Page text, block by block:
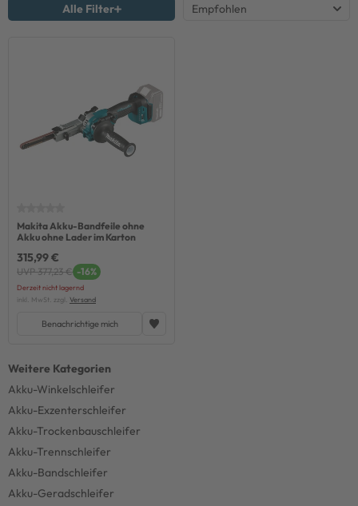
Alle Filter
Makita Akku-Bandfeile ohne
Akku ohne Lader im Karton
315,99 €
UVP 377,23 € -16%
Derzeit nicht lagernd
inkl. MwSt. zzgl. Versand
Benachrichtige mich
Akku-Winkelschleifer
Akku-Exzenterschleifer
Akku-Trockenbauschleifer
Akku-Trennschleifer
Akku-Bandschleifer
Akku-Geradschleifer